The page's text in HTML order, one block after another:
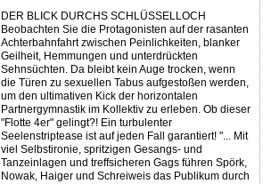
DER BLICK DURCHS SCHLÜSSELLOCH
Beobachten Sie die Protagonisten auf der rasanten
Achterbahnfahrt zwischen Peinlichkeiten, blanker
Geilheit, Hemmungen und unterdrückten
Sehnsüchten. Da bleibt kein Auge trocken, wenn
die Türen zu sexuellen Tabus aufgestoßen werden,
um den ultimativen Kick der horizontalen
Partnergymnastik im Kollektiv zu erleben. Ob dieser
"Flotte 4er" gelingt?! Ein turbulenter
Seelenstriptease ist auf jeden Fall garantiert! "... Mit
viel Selbstironie, spritzigen Gesangs- und
Tanzeinlagen und treffsicheren Gags führen Spörk,
Nowak, Haiger und Schreiweis das Publikum durch